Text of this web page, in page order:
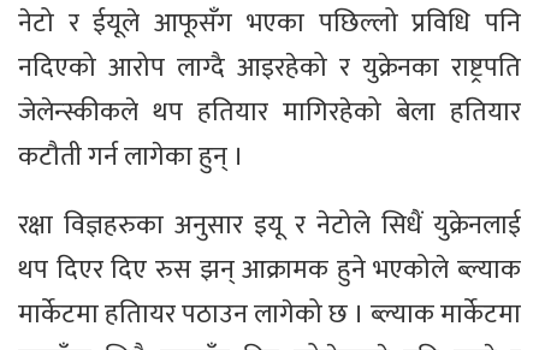
नेटो र ईयूले आफूसँग भएका पछिल्लो प्रविधि पनि
नदिएको आरोप लाग्दै आइरहेको र युक्रेनका राष्ट्रपति
जेलेन्स्कीकले थप हतियार मागिरहेको बेला हतियार
कटौती गर्न लागेका हुन् ।
रक्षा विज्ञहरुका अनुसार इयू र नेटोले सिधैं युक्रेनलाई
थप दिएर दिए रुस झन् आक्रामक हुने भएकोले ब्ल्याक
मार्केटमा हतिायर पठाउन लागेको छ । ब्ल्याक मार्केटमा